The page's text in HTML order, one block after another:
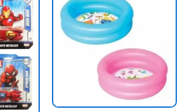
product
multiple
may